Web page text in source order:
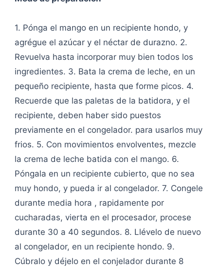
1. Pónga el mango en un recipiente hondo, y
agrégue el azúcar y el néctar de durazno. 2.
Revuelva hasta incorporar muy bien todos los
ingredientes. 3. Bata la crema de leche, en un
pequeño recipiente, hasta que forme picos. 4.
Recuerde que las paletas de la batidora, y el
recipiente, deben haber sido puestos
previamente en el congelador. para usarlos muy
frios. 5. Con movimientos envolventes, mezcle
la crema de leche batida con el mango. 6.
Póngala en un recipiente cubierto, que no sea
muy hondo, y pueda ir al congelador. 7. Congele
durante media hora , rapidamente por
cucharadas, vierta en el procesador, procese
durante 30 a 40 segundos. 8. Llévelo de nuevo
al congelador, en un recipiente hondo. 9.
Cúbralo y déjelo en el conjelador durante 8